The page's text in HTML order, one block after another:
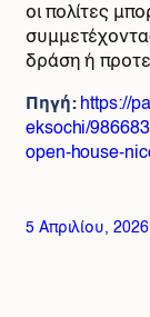
οι πολίτες
δράση ή
Πηγή: https://
eksochi/
open-house-
5 Απριλίου, 2026